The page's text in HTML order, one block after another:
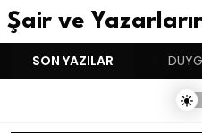
Şair ve
SON YAZILAR
DOĞUM GÜNÜM!